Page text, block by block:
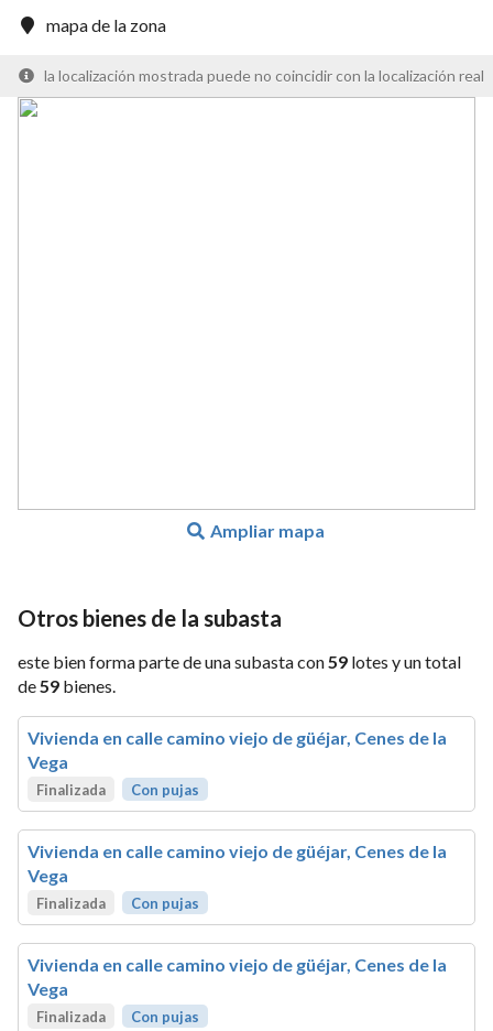
mapa de la zona
la localización mostrada puede no coincidir con la localización real
Ampliar mapa
Otros bienes de la subasta
este bien forma parte de una subasta con59 lotes y un total
de59 bienes.
Vivienda en calle camino viejo de güéjar, Cenes de la
Vega
Finalizada Con pujas
Vivienda en calle camino viejo de güéjar, Cenes de la
Vega
Finalizada Con pujas
Vivienda en calle camino viejo de güéjar, Cenes de la
Vega
Finalizada Con pujas